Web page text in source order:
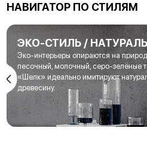
НАВИГАТОР ПО СТИЛЯМ
ЭКО-СТИЛЬ /
Эко-интерьеры опираются на
песочный, молочный, серо-зелёные
«Шелк» идеально имитируют
древесину.